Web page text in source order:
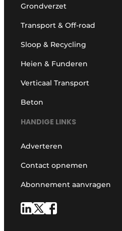
Grondverzet
Transport & Off-road
Sloop & Recycling
Heien & Funderen
Verticaal Transport
Beton
HANDIGE LINKS
Adverteren
Contact opnemen
Abonnement aanvragen